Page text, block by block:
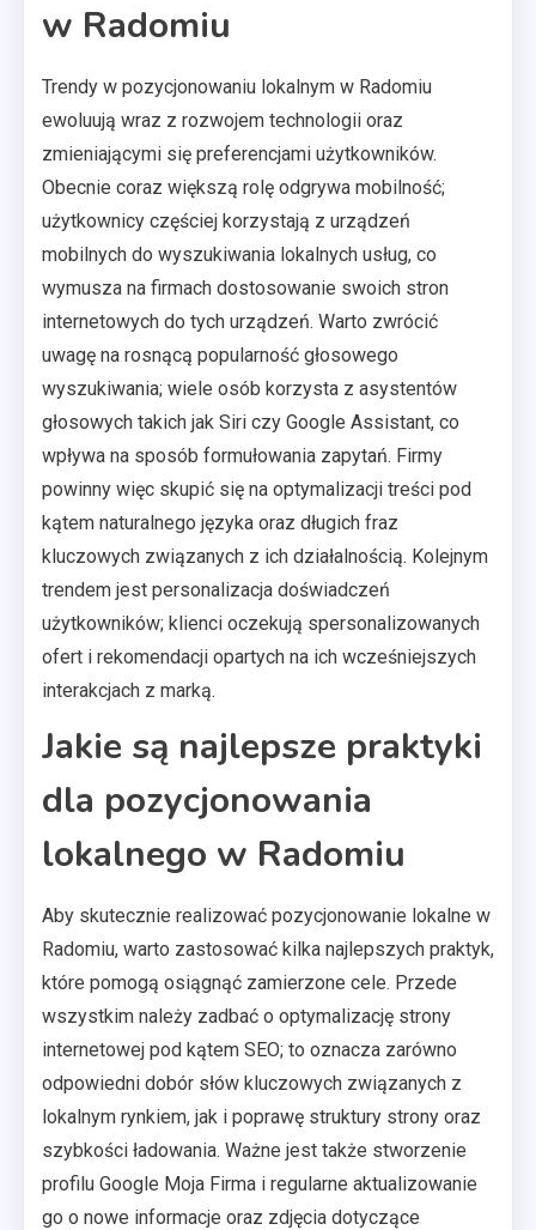
w Radomiu
Trendy w pozycjonowaniu lokalnym w Radomiu
ewoluują wraz z rozwojem technologii oraz
zmieniającymi się preferencjami użytkowników.
Obecnie coraz większą rolę odgrywa mobilność;
użytkownicy częściej korzystają z urządzeń
mobilnych do wyszukiwania lokalnych usług, co
wymusza na firmach dostosowanie swoich stron
internetowych do tych urządzeń. Warto zwrócić
uwagę na rosnącą popularność głosowego
wyszukiwania; wiele osób korzysta z asystentów
głosowych takich jak Siri czy Google Assistant, co
wpływa na sposób formułowania zapytań. Firmy
powinny więc skupić się na optymalizacji treści pod
kątem naturalnego języka oraz długich fraz
kluczowych związanych z ich działalnością. Kolejnym
trendem jest personalizacja doświadczeń
użytkowników; klienci oczekują spersonalizowanych
ofert i rekomendacji opartych na ich wcześniejszych
interakcjach z marką.
Jakie są najlepsze praktyki
dla pozycjonowania
lokalnego w Radomiu
Aby skutecznie realizować pozycjonowanie lokalne w
Radomiu, warto zastosować kilka najlepszych praktyk,
które pomogą osiągnąć zamierzone cele. Przede
wszystkim należy zadbać o optymalizację strony
internetowej pod kątem SEO; to oznacza zarówno
odpowiedni dobór słów kluczowych związanych z
lokalnym rynkiem, jak i poprawę struktury strony oraz
szybkości ładowania. Ważne jest także stworzenie
profilu Google Moja Firma i regularne aktualizowanie
go o nowe informacje oraz zdjęcia dotyczące